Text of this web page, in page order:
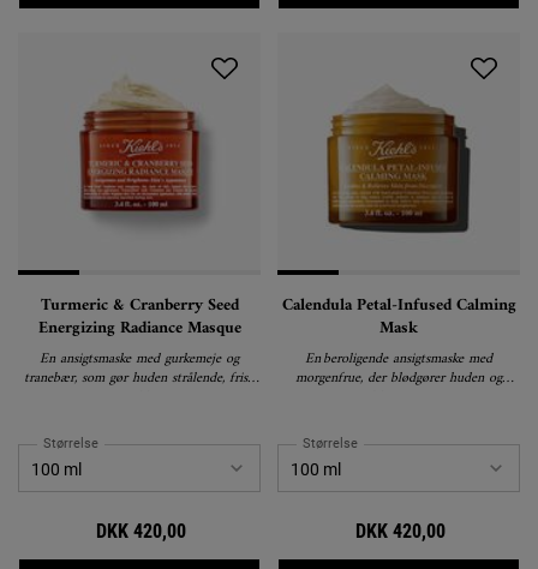
Turmeric & Cranberry Seed
Energizing Radiance Masque
En ansigtsmaske med gurkemeje og
tranebær, som gør huden strålende, frisk
Størrelse
DKK 420,00
Calendula Petal-Infused Calming
Mask
En beroligende ansigtsmaske med
morgenfrue, der blødgører huden og
Størrelse
DKK 420,00